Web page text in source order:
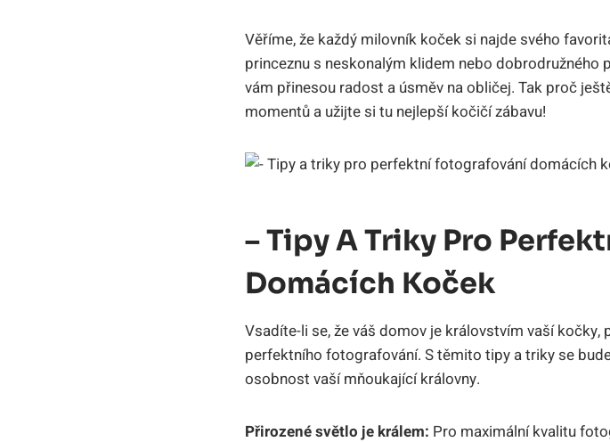
Věříme, že každý milovník koček si najde svého
princeznu s neskonalým klidem nebo
vám přinesou radost a úsměv na obličej. Tak proč
momentů a užijte si tu nejlepší kočičí zábavu!
– Tipy A Triky Pro
Domácích Koček
Vsadíte-li se, že váš domov je královstvím vaší
perfektního fotografování. S těmito tipy a triky se
osobnost vaší mňoukající královny.
Přirozené světlo je králem: Pro maximální kvalitu